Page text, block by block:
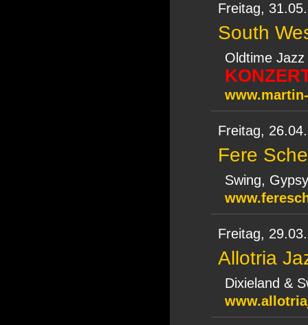
Freitag,
South
Oldtime Jazz
Freitag,
Fere
Swing,
Freitag,
Allotria
Dixieland &